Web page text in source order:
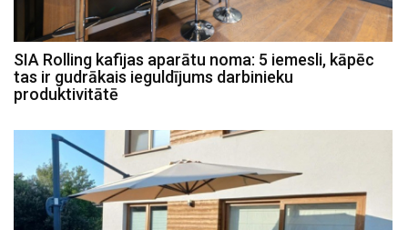
SIA Rolling kafijas aparātu noma: 5 iemesli, kāpēc
tas ir gudrākais ieguldījums darbinieku
produktivitātē